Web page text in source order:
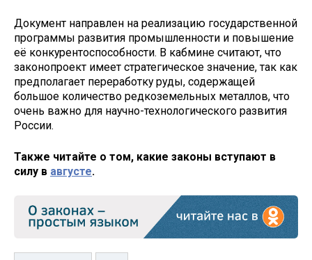
Документ направлен на реализацию государственной
программы развития промышленности и повышение
её конкурентоспособности. В кабмине считают, что
законопроект имеет стратегическое значение, так как
предполагает переработку руды, содержащей
большое количество редкоземельных металлов, что
очень важно для научно-технологического развития
России.
Также читайте о том, какие законы вступают в
силу в августе.